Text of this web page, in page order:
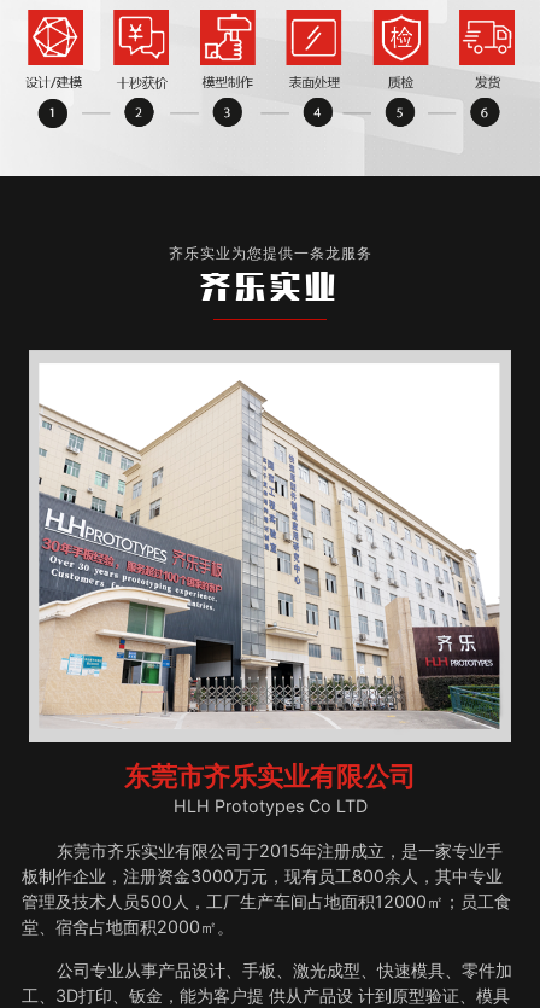
齐乐实业为您提供一条龙服务
齐乐实业
东莞市齐乐实业有限公司
HLH Prototypes Co LTD
东莞市齐乐实业有限公司于2015年注册成立，是一家专业手
板制作企业，注册资金3000万元，现有员工800余人，其中专业
管理及技术人员500人，工厂生产车间占地面积12000㎡；员工食
堂、宿舍占地面积2000㎡。
公司专业从事产品设计、手板、激光成型、快速模具、零件加
工、3D打印、钣金，能为客户提 供从产品设 计到原型验证、模具